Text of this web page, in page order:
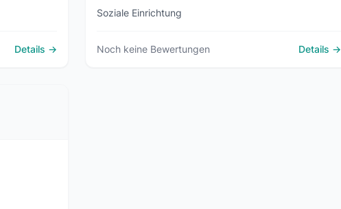
Details →
Soziale Einrichtung
Noch keine Bewertungen Details →